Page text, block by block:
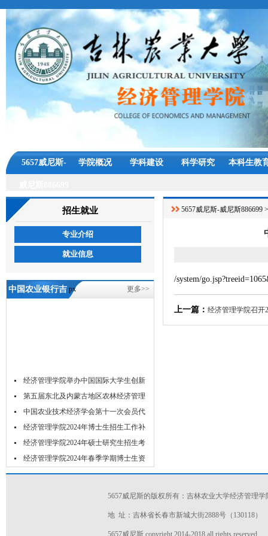
5657威尼斯- 学院概况 学科建设 科学研究 本科生教
招生就业
专业介绍
就业信息
px
中国农业银行吉 更多>>
经济管理学院举办中国国际大学生创新
大...
第五届东北及内蒙古地区农林经济管理
学...
中国农业技术经济学会第十一次会员代
表...
经济管理学院2024年博士生招生工作补
充...
经济管理学院2024年硕士研究生招生考
试...
经济管理学院2024年春季学期博士生资
格...
经济管理学院2024年春季博士研究生学
吉林农业大学经济管理学院2024年推免
5657威尼斯-威尼斯886699
/system/
上一篇： 经济管理学院召开
5657威尼斯的版权所有：吉林农业大学经济管理学
地 址：吉林省长春市新城大街2888号（130118）
5657威尼斯 copyright 2014-2018 all rights reserved